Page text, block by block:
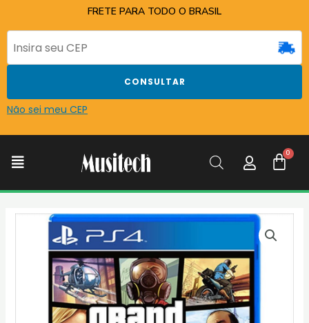
conteúdo
FRETE PARA TODO O BRASIL
CONSULTAR
Não sei meu CEP
Menu
PREMIUM
EDITION